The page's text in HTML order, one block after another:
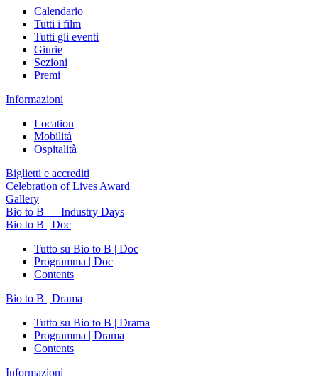
Calendario
Tutti i film
Tutti gli eventi
Giurie
Sezioni
Premi
Informazioni
Location
Mobilità
Ospitalità
Biglietti e accrediti
Celebration of Lives Award
Gallery
Bio to B — Industry Days
Bio to B | Doc
Tutto su Bio to B | Doc
Programma | Doc
Contents
Bio to B | Drama
Tutto su Bio to B | Drama
Programma | Drama
Contents
Informazioni